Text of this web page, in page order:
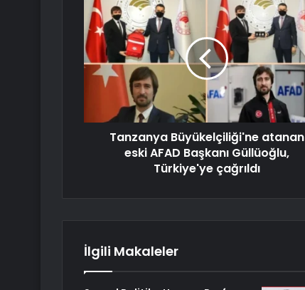
Tanzanya Büyükelçiliği'ne atanan
eski AFAD Başkanı Güllüoğlu,
Türkiye'ye çağrıldı
İlgili Makaleler